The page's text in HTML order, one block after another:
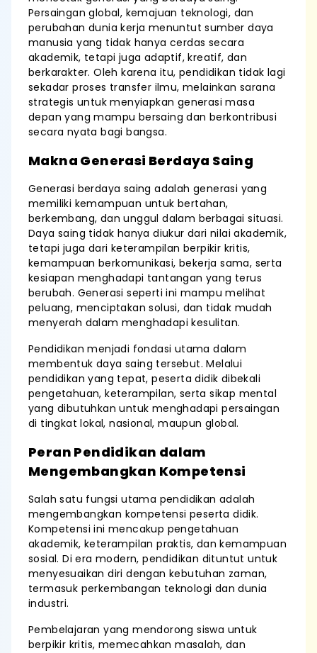
Persaingan global, kemajuan teknologi, dan
perubahan dunia kerja menuntut sumber daya
manusia yang tidak hanya cerdas secara
akademik, tetapi juga adaptif, kreatif, dan
berkarakter. Oleh karena itu, pendidikan tidak lagi
sekadar proses transfer ilmu, melainkan sarana
strategis untuk menyiapkan generasi masa
depan yang mampu bersaing dan berkontribusi
secara nyata bagi bangsa.
Makna Generasi Berdaya Saing
Generasi berdaya saing adalah generasi yang
memiliki kemampuan untuk bertahan,
berkembang, dan unggul dalam berbagai situasi.
Daya saing tidak hanya diukur dari nilai akademik,
tetapi juga dari keterampilan berpikir kritis,
kemampuan berkomunikasi, bekerja sama, serta
kesiapan menghadapi tantangan yang terus
berubah. Generasi seperti ini mampu melihat
peluang, menciptakan solusi, dan tidak mudah
menyerah dalam menghadapi kesulitan.
Pendidikan menjadi fondasi utama dalam
membentuk daya saing tersebut. Melalui
pendidikan yang tepat, peserta didik dibekali
pengetahuan, keterampilan, serta sikap mental
yang dibutuhkan untuk menghadapi persaingan
di tingkat lokal, nasional, maupun global.
Peran Pendidikan dalam
Mengembangkan Kompetensi
Salah satu fungsi utama pendidikan adalah
mengembangkan kompetensi peserta didik.
Kompetensi ini mencakup pengetahuan
akademik, keterampilan praktis, dan kemampuan
sosial. Di era modern, pendidikan dituntut untuk
menyesuaikan diri dengan kebutuhan zaman,
termasuk perkembangan teknologi dan dunia
industri.
Pembelajaran yang mendorong siswa untuk
berpikir kritis, memecahkan masalah, dan